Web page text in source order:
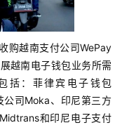
购越南支付公司WePay
越南电子钱包业务所需
括：菲律宾电子钱包
公司Moka、印尼第三方
和印尼电子支付